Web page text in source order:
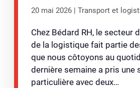
20 mai 2026 Transport et
Chez Bédard RH, le secteur
de la logistique fait partie
que nous côtoyons au
dernière semaine a pris une
particulière avec deux…